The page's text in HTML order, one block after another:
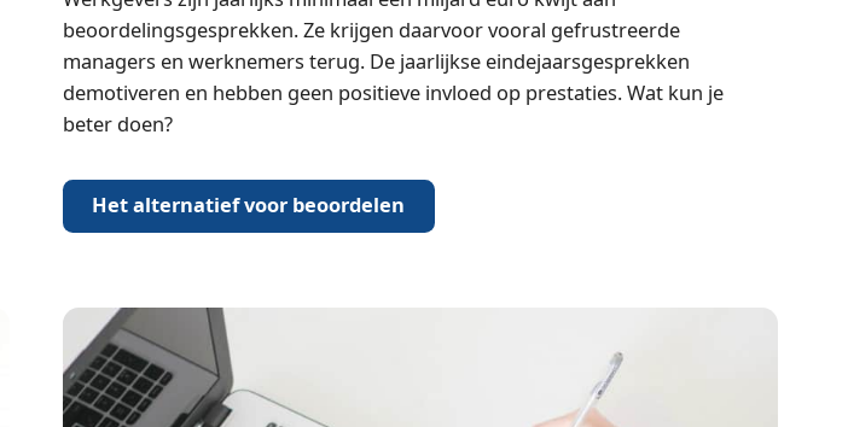
beoordelingsgesprekken. Ze krijgen daarvoor vooral gefrustreerde
managers en werknemers terug. De jaarlijkse eindejaarsgesprekken
demotiveren en hebben geen positieve invloed op prestaties. Wat kun je
beter doen?
Het alternatief voor beoordelen